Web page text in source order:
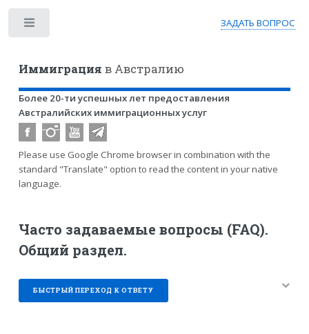
Иммиграция в Австралию
ЗАДАТЬ ВОПРОС
Более 20-ти успешных лет предоставления
Австралийских иммиграционных услуг
Please use Google Chrome browser in combination with the
standard "Translate" option to read the content in your native
language.
Часто задаваемые вопросы (FAQ).
Общий раздел.
БЫСТРЫЙ ПЕРЕХОД К ОТВЕТУ